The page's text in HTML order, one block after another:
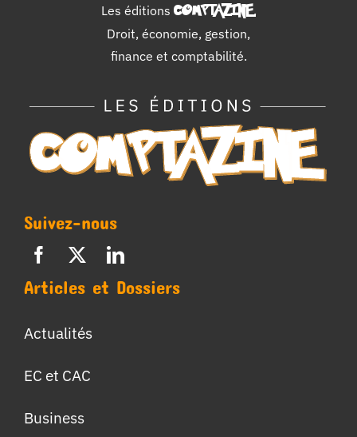
Les éditions COMPTAZINE.
Droit, économie, gestion,
finance et comptabilité.
Suivez-nous
Articles et Dossiers
Actualités
EC et CAC
Business